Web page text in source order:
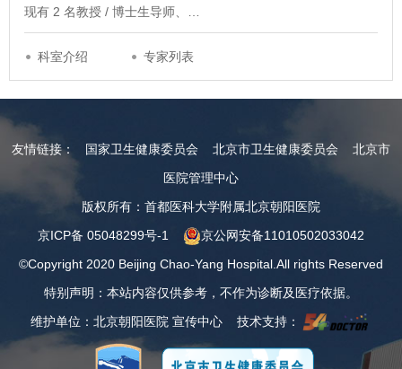
现有 2 名教授 / 博士生导师、…
科室介绍 专家列表
友情链接： 国家卫生健康委员会 北京市卫生健康委员会
北京市
医院管理中心
版权所有：首都医科大学附属北京朝阳医院
京ICP备 05048299号-1
京公网安备11010502033042
©Copyright 2020 Beijing Chao-Yang Hospital.All rights Reserved
特别声明：本站内容仅供参考，不作为诊断及医疗依据。
维护单位：北京朝阳医院 宣传中心 技术支持：